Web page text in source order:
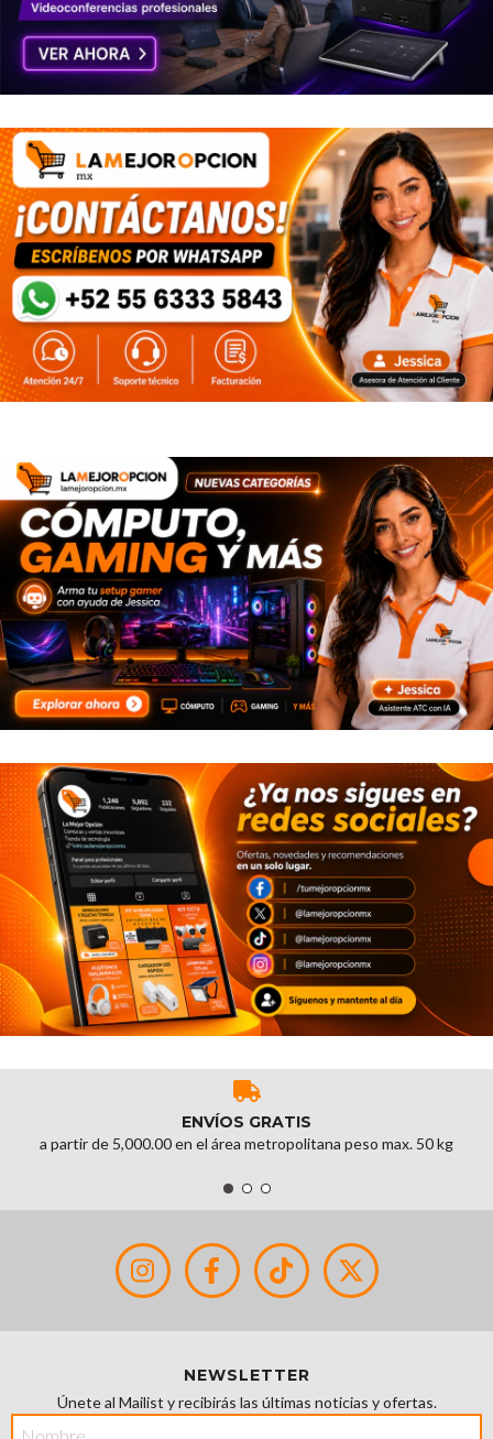
ENVÍOS GRATIS
a partir de 5,000.00 en el área metropolitana peso max. 50 kg
NEWSLETTER
Únete al Mailist y recibirás las últimas noticias y ofertas.